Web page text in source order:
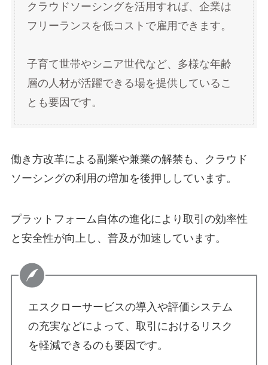
クラウドソーシングを活用すれば、企業は
フリーランスを低コストで雇用できます。
子育て世帯やシニア世代など、多様な年齢
層の人材が活躍できる場を提供しているこ
とも要因です。
働き方改革による副業や兼業の解禁も、クラウド
ソーシングの利用の増加を後押ししています。
プラットフォーム自体の進化により取引の効率性
と安全性が向上し、普及が加速しています。
エスクローサービスの導入や評価システム
の充実などによって、取引におけるリスク
を軽減できるのも要因です。